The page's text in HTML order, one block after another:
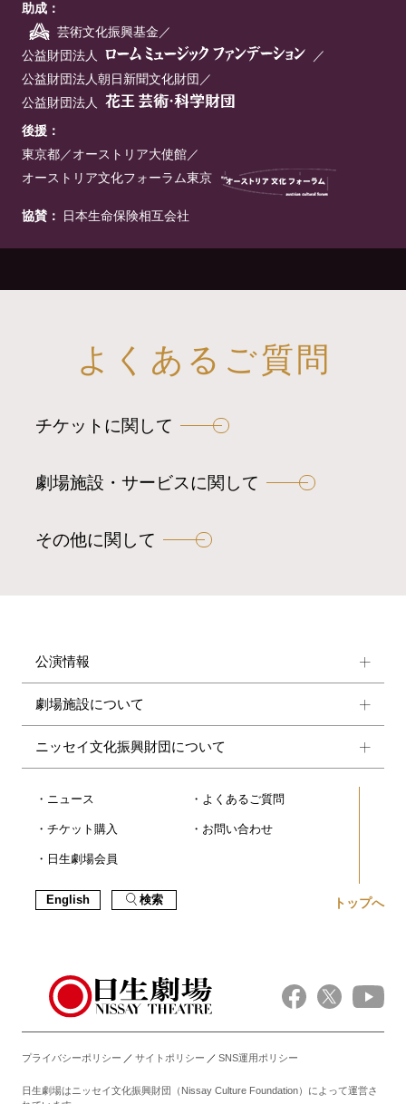
助成：
芸術文化振興基金
公益財団法人
公益財団法人朝日新聞文化財団
公益財団法人
後援：
東京都
オーストリア大使館
オーストリア文化フォーラム東京
協賛： 日本生命保険相互会社
よくあるご質問
チケットに関して
劇場施設・サービスに関して
その他に関して
公演情報
劇場施設について
ニッセイ文化振興財団について
ニュース
チケット購入
日生劇場会員
よくあるご質問
お問い合わせ
English 検索 トップへ
日生劇場はニッセイ文化振興財団（Nissay Culture Foundation）によって運営さ
プライバシーポリシー サイトポリシー SNS運用ポリシー